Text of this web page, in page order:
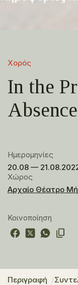
Χορός
In the
Absence
Ημερομηνίες
20.08 —
Χώρος
Αρχαίο Θέατρο
Κοινοποίηση
Περιγραφή